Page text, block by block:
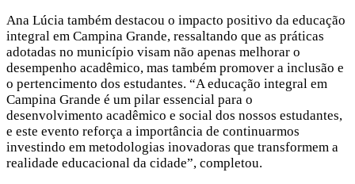
Ana Lúcia também destacou o impacto positivo da educação
integral em Campina Grande, ressaltando que as práticas
adotadas no município visam não apenas melhorar o
desempenho acadêmico, mas também promover a inclusão e
o pertencimento dos estudantes. “A educação integral em
Campina Grande é um pilar essencial para o
desenvolvimento acadêmico e social dos nossos estudantes,
e este evento reforça a importância de continuarmos
investindo em metodologias inovadoras que transformem a
realidade educacional da cidade”, completou.